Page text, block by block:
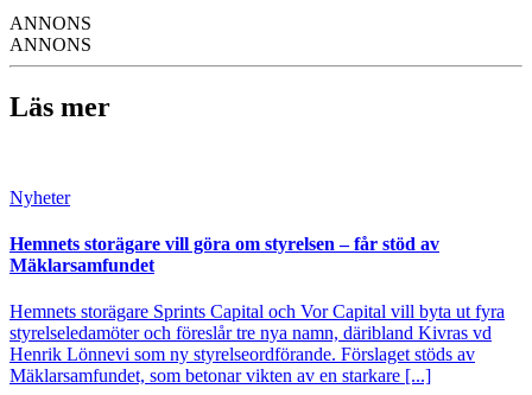
ANNONS
ANNONS
Läs mer
Nyheter
Hemnets storägare vill göra om styrelsen – får stöd av
Mäklarsamfundet
Hemnets storägare Sprints Capital och Vor Capital vill byta ut fyra
styrelseledamöter och föreslår tre nya namn, däribland Kivras vd
Henrik Lönnevi som ny styrelseordförande. Förslaget stöds av
Mäklarsamfundet, som betonar vikten av en starkare [...]